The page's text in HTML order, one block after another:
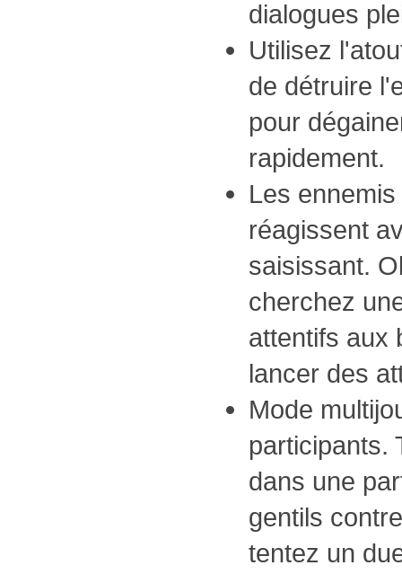
dialogues
Utilisez
de détruire
pour
rapidement.
Les
réagissent
saisissant.
cherchez
attentifs aux
lancer des
Mode
participants.
dans une
gentils
tentez un